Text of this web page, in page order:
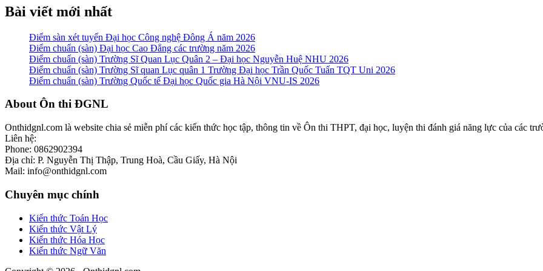
Bài viết mới nhất
Điểm sàn xét tuyển Đại học Công nghệ Đông Á năm 2026
Điểm chuẩn (sàn) Đại học Cao Đẳng các trường năm 2026
Điểm chuẩn (sàn) Trường Sĩ Quan Lục Quân 2 – Đại học Nguyễn Huệ NHU 2026
Điểm chuẩn (sàn) Trường Sĩ quan Lục quân 1 Trường Đại học Trần Quốc Tuấn TQT Uni 2026
Điểm chuẩn (sàn) Trường Quốc tế Đại học Quốc gia Hà Nội VNU-IS 2026
Footer
About Ôn thi ĐGNL
Onthidgnl.com là website chia sẻ miễn phí các kiến thức học tập, thông tin về Ôn thi THPT, đại học, luyện thi đánh giá năng lực của các
Liên hệ:
Phone: 0862902394
Địa chỉ: P. Nguyễn Thị Thập, Trung Hoà, Cầu Giấy, Hà Nội
Mail: info@onthidgnl.com
Chuyên mục chính
Kiến thức Toán Học
Kiến thức Vật Lý
Kiến thức Hóa Học
Kiến thức Ngữ Văn